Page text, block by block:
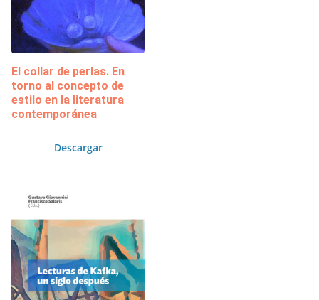
El collar de perlas. En
torno al concepto de
estilo en la literatura
contemporánea
Descargar